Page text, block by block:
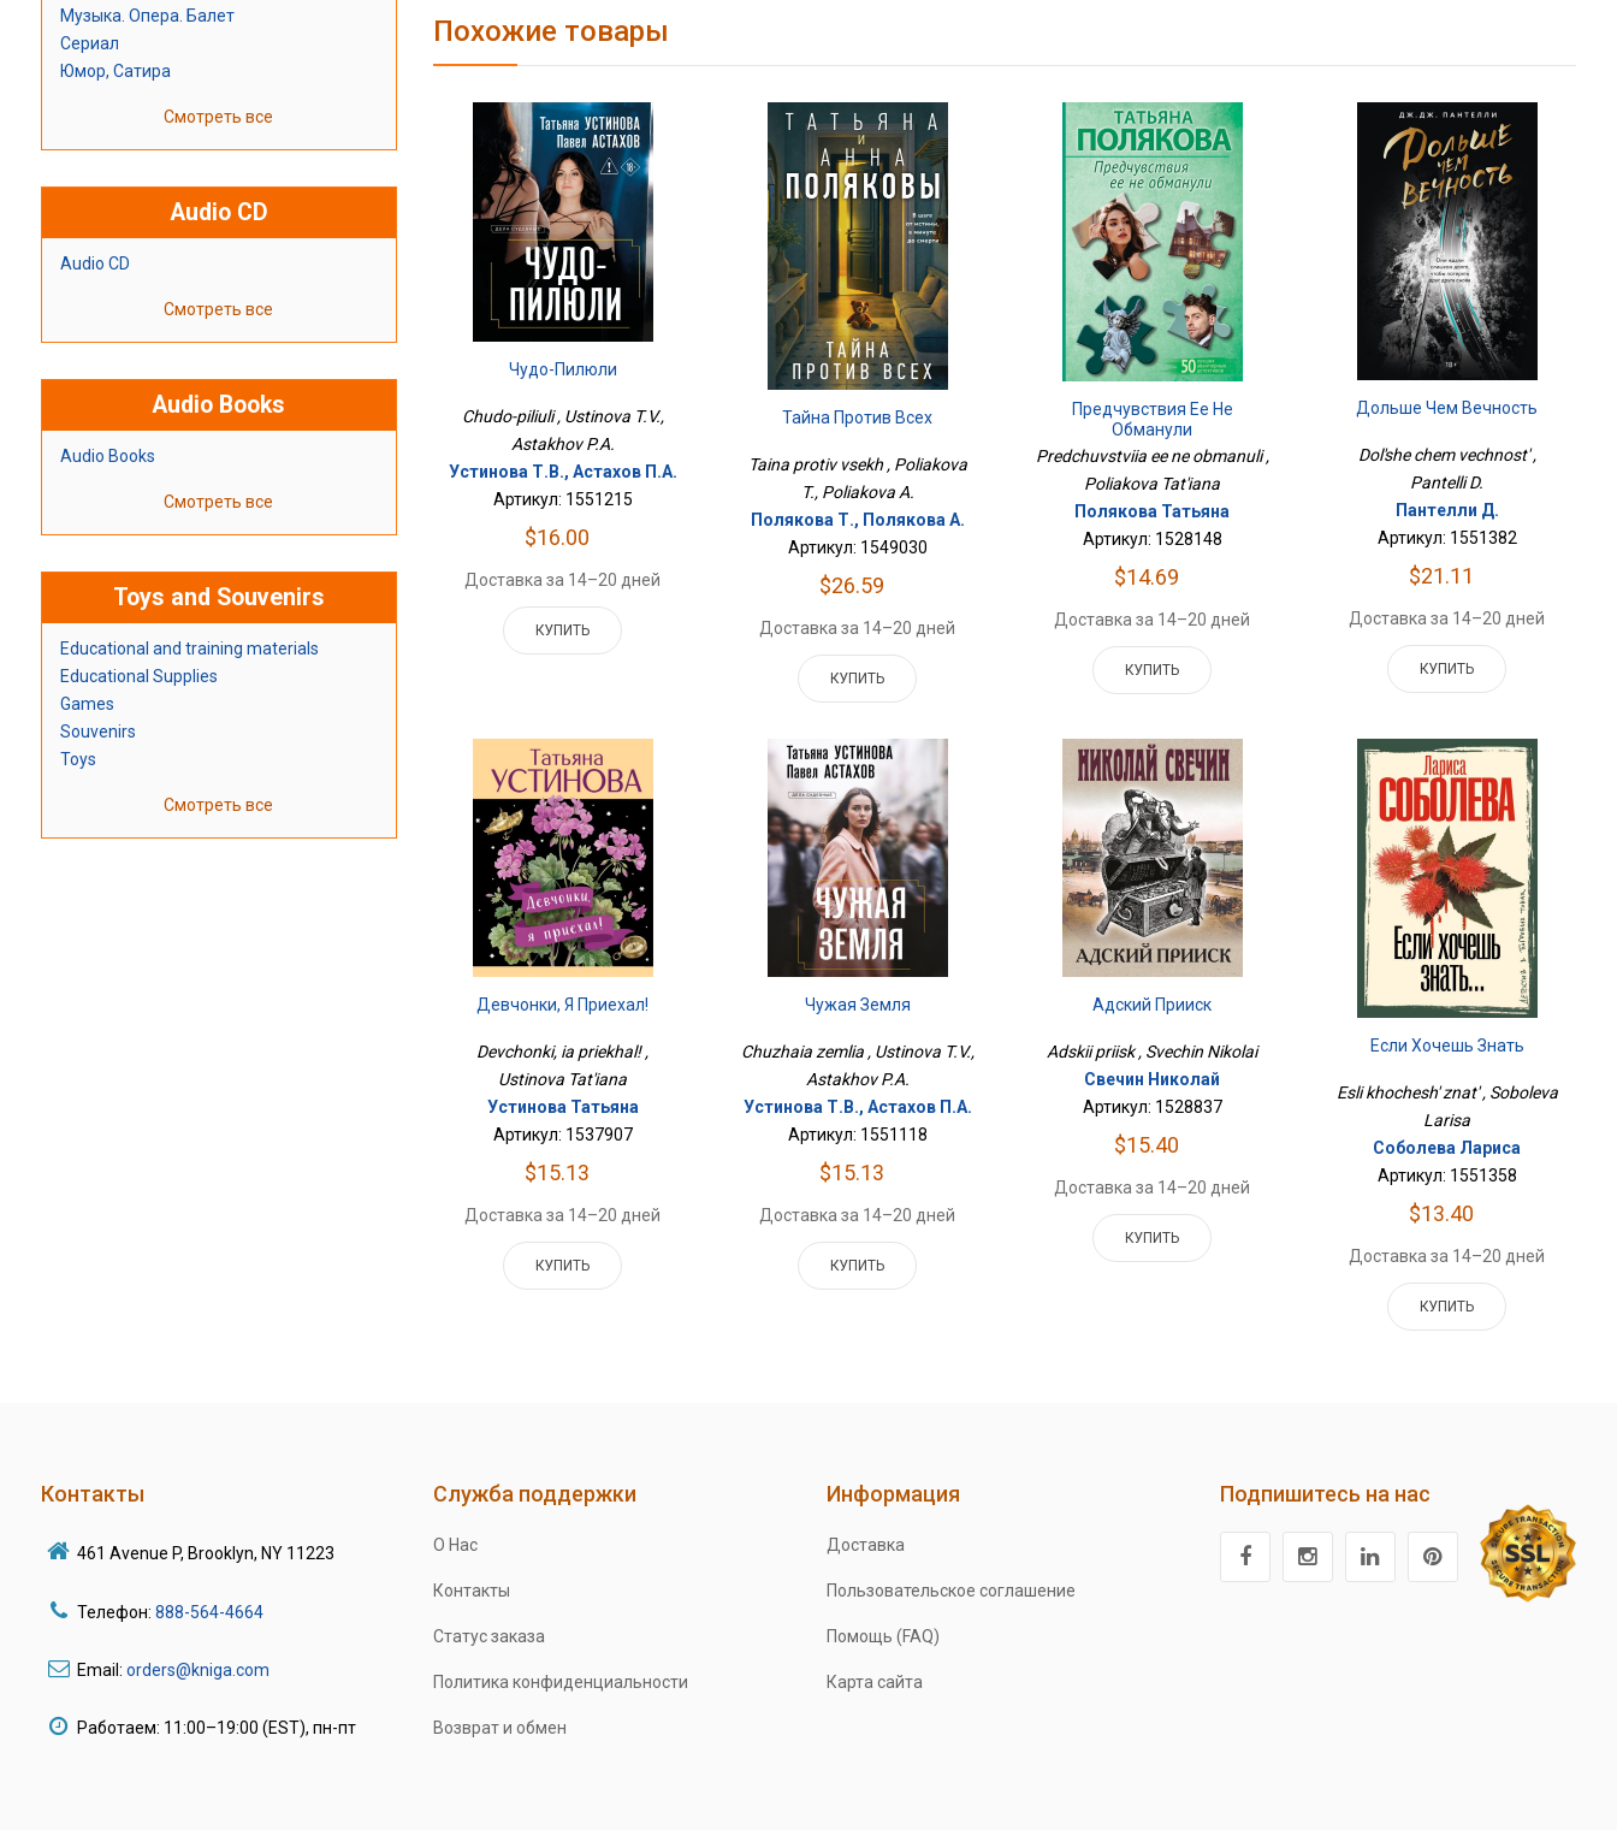
Музыка. Опера. Балет
Сериал
Юмор, Сатира
Смотреть все
Audio CD
Audio CD
Смотреть все
Audio Books
Audio Books
Смотреть все
Toys and Souvenirs
Educational and training materials
Educational Supplies
Games
Souvenirs
Toys
Смотреть все
Похожие товары
Чудо-Пилюли
Chudo-piliuli , Ustinova T.V.,
Astakhov P.A.
Устинова Т.В., Астахов П.А.
Артикул: 1551215
$16.00
Доставка за 14–20 дней
КУПИТЬ
Тайна Против Всех
Taina protiv vsekh , Poliakova
T., Poliakova A.
Полякова Т., Полякова А.
Артикул: 1549030
$26.59
Доставка за 14–20 дней
КУПИТЬ
Предчувствия Ее Не
Обманули
Predchuvstviia ee ne obmanuli ,
Poliakova Tat'iana
Полякова Татьяна
Артикул: 1528148
$14.69
Доставка за 14–20 дней
КУПИТЬ
Дольше Чем Вечность
Dol'she chem vechnost' ,
Pantelli D.
Пантелли Д.
Артикул: 1551382
$21.11
Доставка за 14–20 дней
КУПИТЬ
Девчонки, Я Приехал!
Devchonki, ia priekhal! ,
Ustinova Tat'iana
Устинова Татьяна
Артикул: 1537907
$15.13
Доставка за 14–20 дней
КУПИТЬ
Чужая Земля
Chuzhaia zemlia , Ustinova T.V.,
Astakhov P.A.
Устинова Т.В., Астахов П.А.
Артикул: 1551118
$15.13
Доставка за 14–20 дней
КУПИТЬ
Адский Прииск
Adskii priisk , Svechin Nikolai
Свечин Николай
Артикул: 1528837
$15.40
Доставка за 14–20 дней
КУПИТЬ
Если Хочешь Знать
Esli khochesh' znat' , Soboleva
Larisa
Соболева Лариса
Артикул: 1551358
$13.40
Доставка за 14–20 дней
КУПИТЬ
Контакты
461 Avenue P, Brooklyn, NY 11223
Телефон: 888-564-4664
Email: orders@kniga.com
Работаем: 11:00–19:00 (EST), пн-пт
Служба поддержки
О Нас
Контакты
Статус заказа
Политика конфиденциальности
Возврат и обмен
Информация
Доставка
Пользовательское соглашение
Помощь (FAQ)
Карта сайта
Подпишитесь на нас